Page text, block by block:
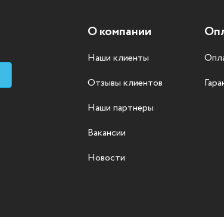
О компании
Наши клиенты
Отзывы клиентов
Наши партнеры
Вакансии
Новости